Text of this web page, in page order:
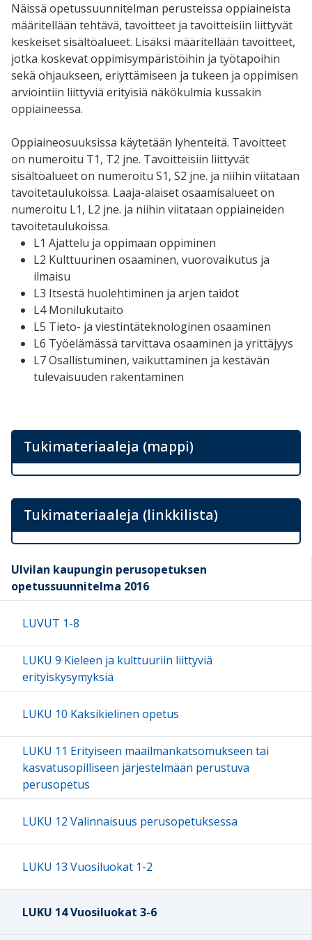
Näissä opetussuunnitelman perusteissa oppiaineista
määritellään tehtävä, tavoitteet ja tavoitteisiin liittyvät
keskeiset sisältöalueet. Lisäksi määritellään tavoitteet,
jotka koskevat oppimisympäristöihin ja työtapoihin
sekä ohjaukseen, eriyttämiseen ja tukeen ja oppimisen
arviointiin liittyviä erityisiä näkökulmia kussakin
oppiaineessa.
Oppiaineosuuksissa käytetään lyhenteitä. Tavoitteet
on numeroitu T1, T2 jne. Tavoitteisiin liittyvät
sisältöalueet on numeroitu S1, S2 jne. ja niihin viitataan
tavoitetaulukoissa. Laaja-alaiset osaamisalueet on
numeroitu L1, L2 jne. ja niihin viitataan oppiaineiden
tavoitetaulukoissa.
L1 Ajattelu ja oppimaan oppiminen
L2 Kulttuurinen osaaminen, vuorovaikutus ja
ilmaisu
L3 Itsestä huolehtiminen ja arjen taidot
L4 Monilukutaito
L5 Tieto- ja viestintäteknologinen osaaminen
L6 Työelämässä tarvittava osaaminen ja yrittäjyys
L7 Osallistuminen, vaikuttaminen ja kestävän
tulevaisuuden rakentaminen
Tukimateriaaleja (mappi)
Tukimateriaaleja (linkkilista)
Ulvilan kaupungin perusopetuksen
opetussuunnitelma 2016
LUVUT 1-8
LUKU 9 Kieleen ja kulttuuriin liittyviä
erityiskysymyksiä
LUKU 10 Kaksikielinen opetus
LUKU 11 Erityiseen maailmankatsomukseen tai
kasvatusopilliseen järjestelmään perustuva
perusopetus
LUKU 12 Valinnaisuus perusopetuksessa
LUKU 13 Vuosiluokat 1-2
LUKU 14 Vuosiluokat 3-6